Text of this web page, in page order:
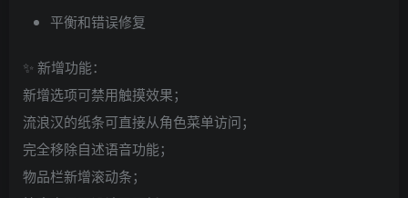
平衡和错误修复
✨ 新增功能：
新增选项可禁用触摸效果；
流浪汉的纸条可直接从角色菜单访问；
完全移除自述语音功能；
物品栏新增滚动条；